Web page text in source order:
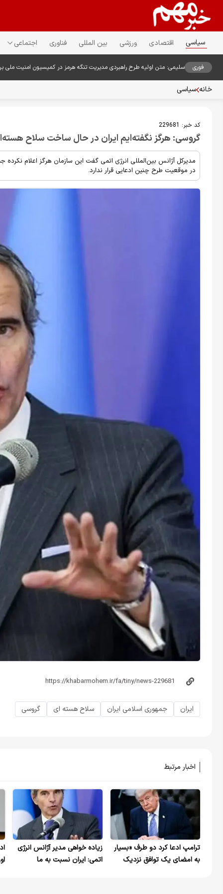
سیاسی اقتصادی ورزشی بین المللی فناوری اجتماعی
فوری سلیمی: متن اولیه طرح راهبردی مدیریت تنگه هرمز در کمیسیون امنیت ملی
خانه سیاسی
کد خبر: 229681
گروسی: هرگز نگفته‌ایم ایران در حال ساخت سلاح
مدیرکل آژانس بین‌المللی انرژی اتمی گفت این سازمان هرگز اعلام
در موقعیت طرح چنین ادعایی قرار ندارد.
ایران جمهوری اسلامی ایران سلاح هسته ای گروسی
اخبار مرتبط
ترامپ ادعا کرد دو طرف «بسیار
به امضای یک توافق نزدیک
زیاده خواهی مدیر آژانس انرژی
اتمی: ایران نسبت به ما